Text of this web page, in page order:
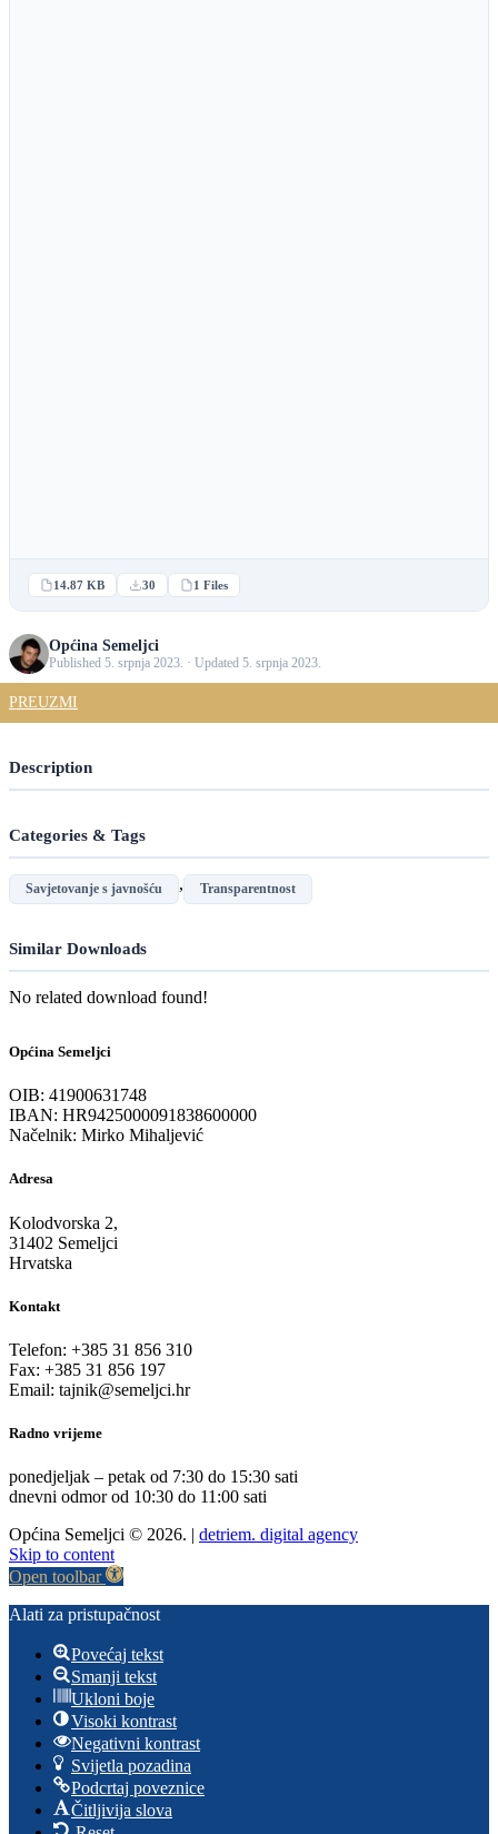
14.87 KB 30 1 Files
Općina Semeljci
Published 5. srpnja 2023. · Updated 5. srpnja 2023.
PREUZMI
Description
Categories & Tags
Savjetovanje s javnošću , Transparentnost
Similar Downloads
No related download found!
Općina Semeljci
OIB: 41900631748
IBAN: HR9425000091838600000
Načelnik: Mirko Mihaljević
Adresa
Kolodvorska 2,
31402 Semeljci
Hrvatska
Kontakt
Telefon: +385 31 856 310
Fax: +385 31 856 197
Email: tajnik@semeljci.hr
Radno vrijeme
ponedjeljak – petak od 7:30 do 15:30 sati
dnevni odmor od 10:30 do 11:00 sati
Općina Semeljci © 2026. | detriem. digital agency
Skip to content
Open toolbar
Alati za pristupačnost
Povećaj tekst
Smanji tekst
Ukloni boje
Visoki kontrast
Negativni kontrast
Svijetla pozadina
Podcrtaj poveznice
Čitljivija slova